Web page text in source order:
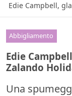
Edie Campbell,
Abbigliamento
Edie
Zalando
Una